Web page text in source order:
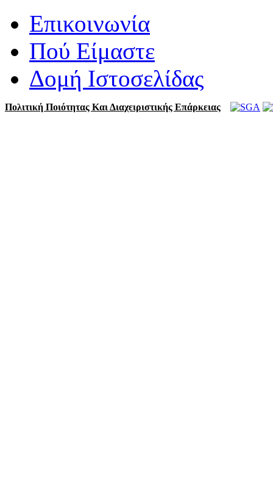
Επικοινωνία
Πού Είμαστε
Δομή Ιστοσελίδας
Πολιτική Ποιότητας Και Διαχειριστικής Επάρκειας